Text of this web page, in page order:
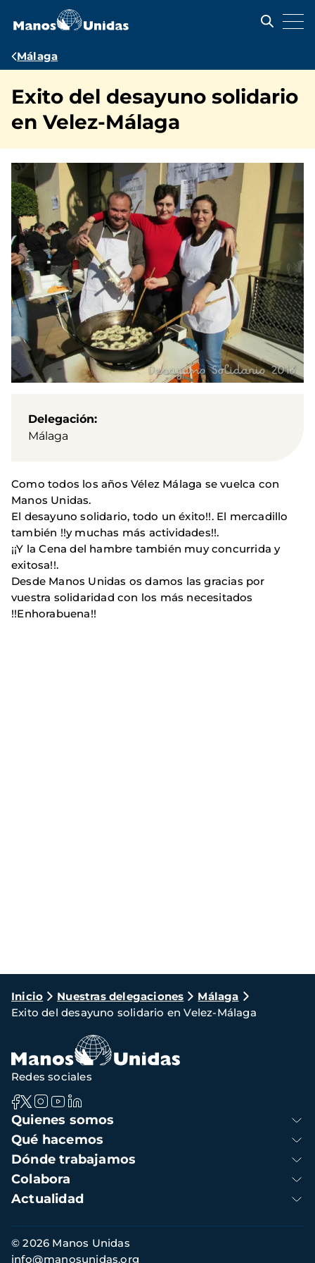
contenido
Ruta
navegación
Málaga
Exito del desayuno solidario
en Velez-Málaga
Delegación
Málaga
Como todos los años Vélez Málaga se vuelca con
Manos Unidas.
El desayuno solidario, todo un éxito!!. El mercadillo
también !!y muchas más actividades!!.
¡¡Y la Cena del hambre también muy concurrida y
exitosa!!.
Desde Manos Unidas os damos las gracias por
vuestra solidaridad con los más necesitados
!!Enhorabuena!!
Ruta
de
navegación
Inicio Nuestras delegaciones
Málaga
Exito del desayuno solidario en Velez-Málaga
Navegación
principal
Quienes somos
Qué hacemos
Dónde trabajamos
Colabora
Actualidad
Redes sociales
Información
de
© 2026 Manos Unidas
info@manosunidas.org